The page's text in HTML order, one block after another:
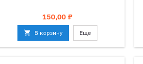
Цена
150,00 ₽
 В корзину Еще